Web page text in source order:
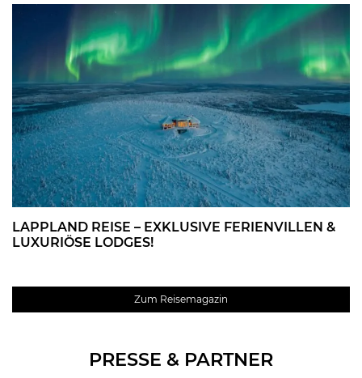
LAPPLAND REISE – EXKLUSIVE FERIENVILLEN &
LUXURIÖSE LODGES!
Zum Reisemagazin
PRESSE & PARTNER